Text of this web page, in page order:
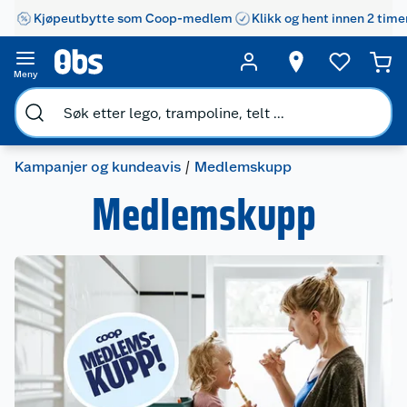
Kjøpeutbytte som Coop-medlem Klikk og hent innen 2
Meny
Kampanjer og kundeavis Medlemskupp
Medlemskupp